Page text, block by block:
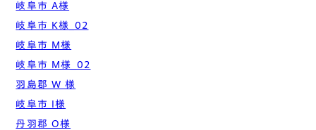
岐阜市 A様
岐阜市 K様_02
岐阜市 M様
岐阜市 M様_02
羽島郡 W 様
岐阜市 I様
丹羽郡 O様